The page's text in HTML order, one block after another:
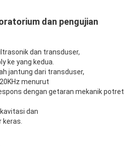
dan pengujian
dan transduser,
ke yang kedua.
jantung dari transduser,
menurut
dengan getaran mekanik potret.
dan